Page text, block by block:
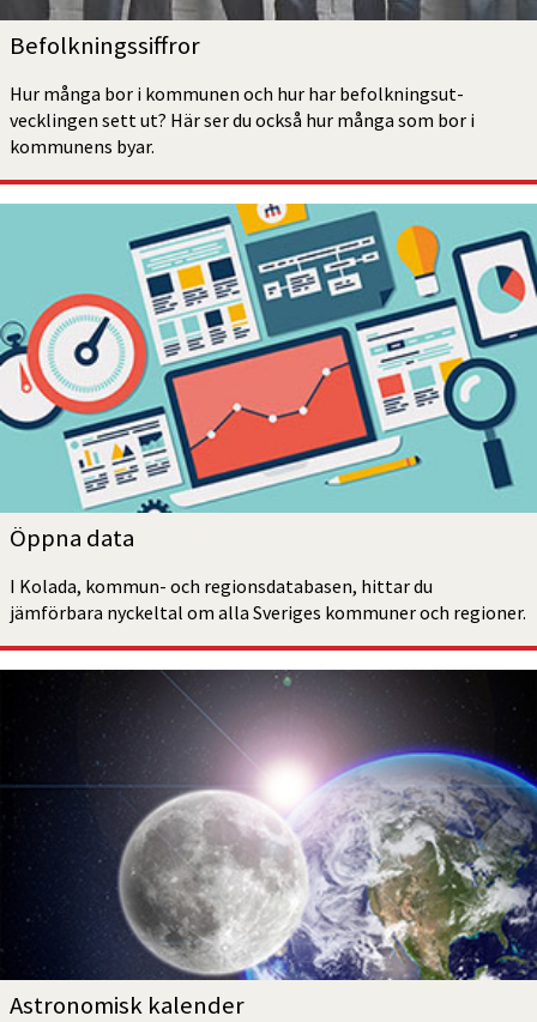
Befolknings­siffror
Hur många bor i kommunen och hur har befolkningsut­
vecklingen sett ut? Här ser du också hur många som bor i
kommunens byar.
Öppna data
I Kolada, kommun- och regionsdatabasen, hittar du
jämförbara nyckeltal om alla Sveriges kommuner och regioner.
Astronomisk kalender